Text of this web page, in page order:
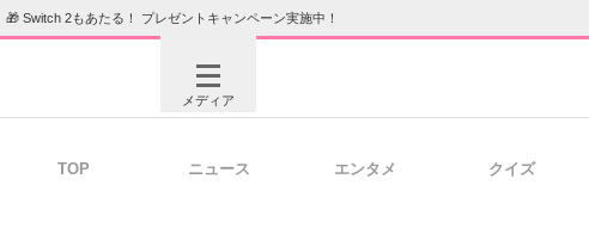
🎁 Switch 2もあたる！ プレゼントキャンペーン実施中！
メディア
TOP ニュース エンタメ クイズ